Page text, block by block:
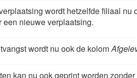
wordt hetzelfde filiaal
nieuwe verplaatsing.
wordt nu ook de kolom
kan nu ook geprint worden